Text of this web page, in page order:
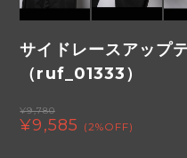
サイドレースアップ
（ruf_01333）
¥9,780
¥9,585 (2%OFF)